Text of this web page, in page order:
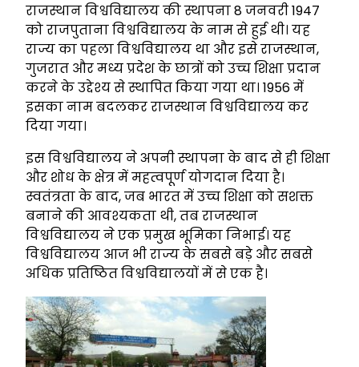
राजस्थान विश्वविद्यालय की स्थापना 8 जनवरी 1947
को राजपुताना विश्वविद्यालय के नाम से हुई थी। यह
राज्य का पहला विश्वविद्यालय था और इसे राजस्थान,
गुजरात और मध्य प्रदेश के छात्रों को उच्च शिक्षा प्रदान
करने के उद्देश्य से स्थापित किया गया था। 1956 में
इसका नाम बदलकर राजस्थान विश्वविद्यालय कर
दिया गया।
इस विश्वविद्यालय ने अपनी स्थापना के बाद से ही शिक्षा
और शोध के क्षेत्र में महत्वपूर्ण योगदान दिया है।
स्वतंत्रता के बाद, जब भारत में उच्च शिक्षा को सशक्त
बनाने की आवश्यकता थी, तब राजस्थान
विश्वविद्यालय ने एक प्रमुख भूमिका निभाई। यह
विश्वविद्यालय आज भी राज्य के सबसे बड़े और सबसे
अधिक प्रतिष्ठित विश्वविद्यालयों में से एक है।